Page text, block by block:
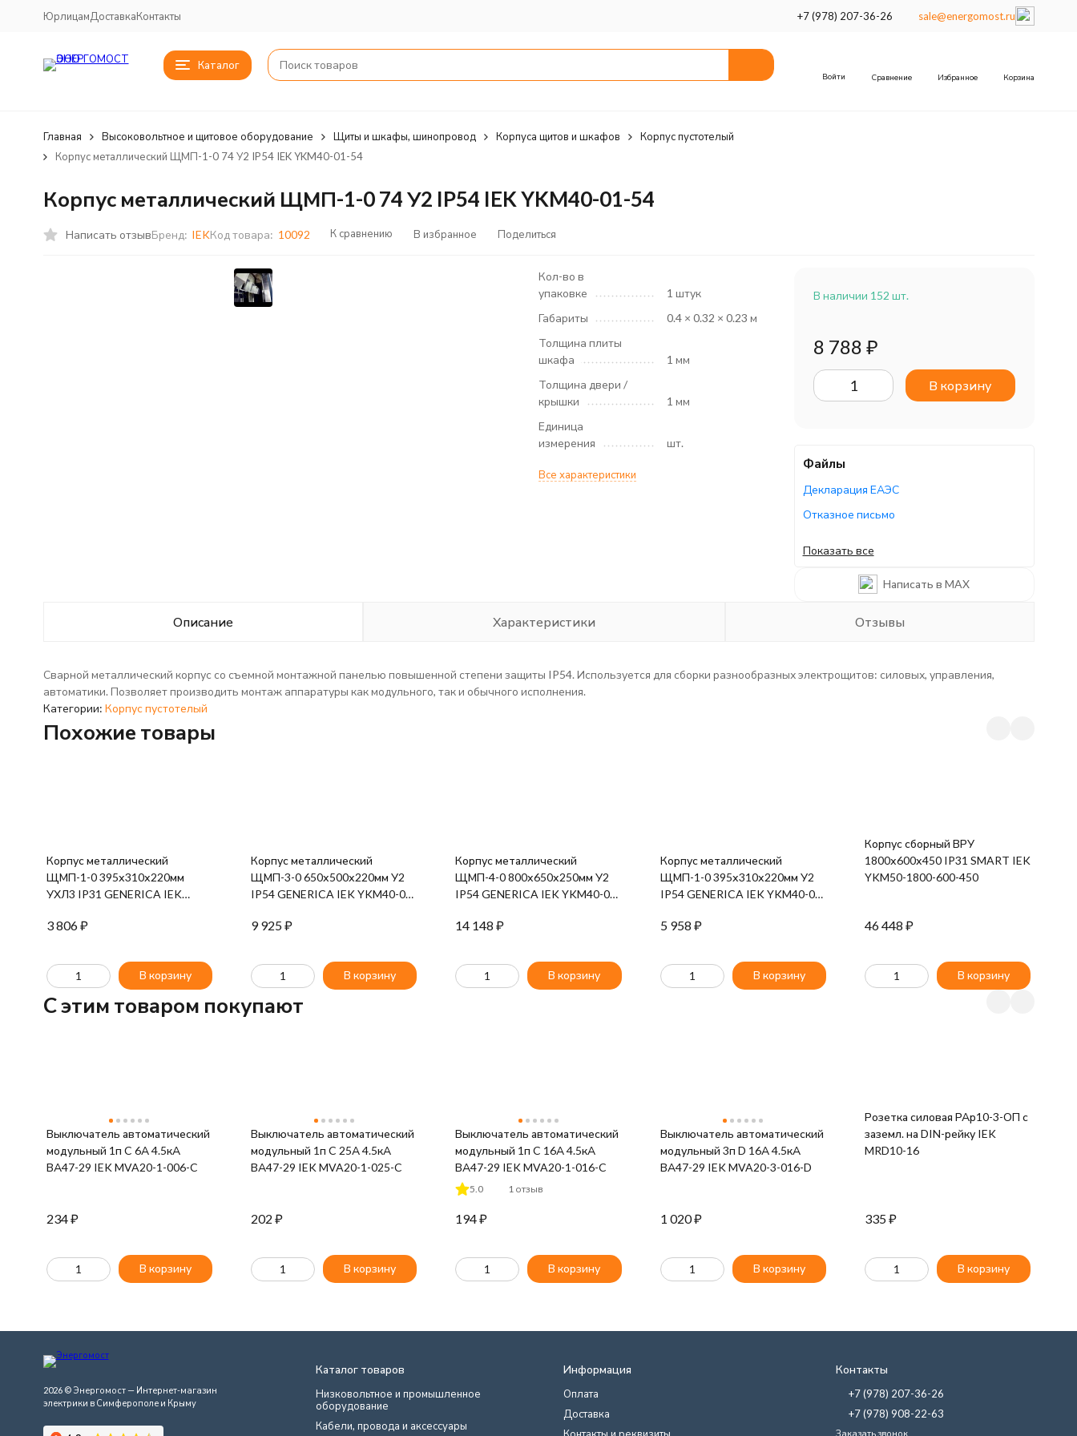
ЮрлицамДоставкаКонтакты +7 (978) 207-36-26 sale@energomost.ru
Каталог
Войти Сравнение Избранное Корзина
Главная Высоковольтное и щитовое оборудование Щиты и шкафы, шинопровод Корпуса щитов и шкафов
Корпус пустотелый
Корпус металлический ЩМП-1-0 74 У2 IP54 IEK YKM40-01-54
Корпус металлический ЩМП-1-0 74 У2 IP54 IEK YKM40-01-54
Написать отзывБренд: IEKКод товара: 10092 К сравнению В избранное Поделиться
Кол-во в
упаковке
1 штук
Габариты
0.4 × 0.32 × 0.23 м
Толщина плиты
шкафа
1 мм
Толщина двери /
крышки
1 мм
Единица
измерения
шт.
Все характеристики
В наличии 152 шт.
8 788 ₽
В корзину
Файлы
Декларация ЕАЭС
Отказное письмо
Руководство по эксплуатации
Показать все
Написать в MAX
Описание Характеристики Отзывы
Сварной металлический корпус со съемной монтажной панелью повышенной степени защиты IP54. Используется для сборки разнообразных электрощитов: силовых, управления,
автоматики. Позволяет производить монтаж аппаратуры как модульного, так и обычного исполнения.
Категории: Корпус пустотелый
Похожие товары
Корпус металлический
ЩМП-1-0 395х310х220мм
УХЛ3 IP31 GENERICA IEK
3 806₽
В корзину
Корпус металлический
ЩМП-3-0 650х500х220мм У2
IP54 GENERICA IEK YKM40-03-
9 925₽
В корзину
Корпус металлический
ЩМП-4-0 800х650х250мм У2
IP54 GENERICA IEK YKM40-04-
14 148 ₽
В корзину
Корпус металлический
ЩМП-1-0 395х310х220мм У2
IP54 GENERICA IEK YKM40-01-
5 958 ₽
В корзину
Корпус сборный ВРУ
1800х600х450 IP31 SMART IEK
YKM50-1800-600-450
46 448 ₽
В корзину
C этим товаром покупают
Выключатель автоматический
модульный 1п C 6А 4.5кА
ВА47-29 IEK MVA20-1-006-C
234₽
В корзину
Выключатель автоматический
модульный 1п C 25А 4.5кА
ВА47-29 IEK MVA20-1-025-C
202 ₽
В корзину
Выключатель автоматический
модульный 1п C 16А 4.5кА
ВА47-29 IEK MVA20-1-016-C
5.0 1 отзыв
194₽
В корзину
Выключатель автоматический
модульный 3п D 16А 4.5кА
ВА47-29 IEK MVA20-3-016-D
1 020₽
В корзину
Розетка силовая РАр10-3-ОП с
заземл. на DIN-рейку IEK
MRD10-16
335₽
В корзину
2026 © Энергомост — Интернет-магазин
электрики в Симферополе и Крыму
Каталог товаров
Низковольтное и промышленное
оборудование
Кабели, провода и аксессуары
Информация
Оплата
Доставка
Контакты
+7 (978) 207-36-26
+7 (978) 908-22-63
Заказать звонок